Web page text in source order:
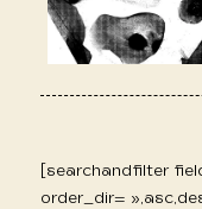
[searchandfilter
order_dir=